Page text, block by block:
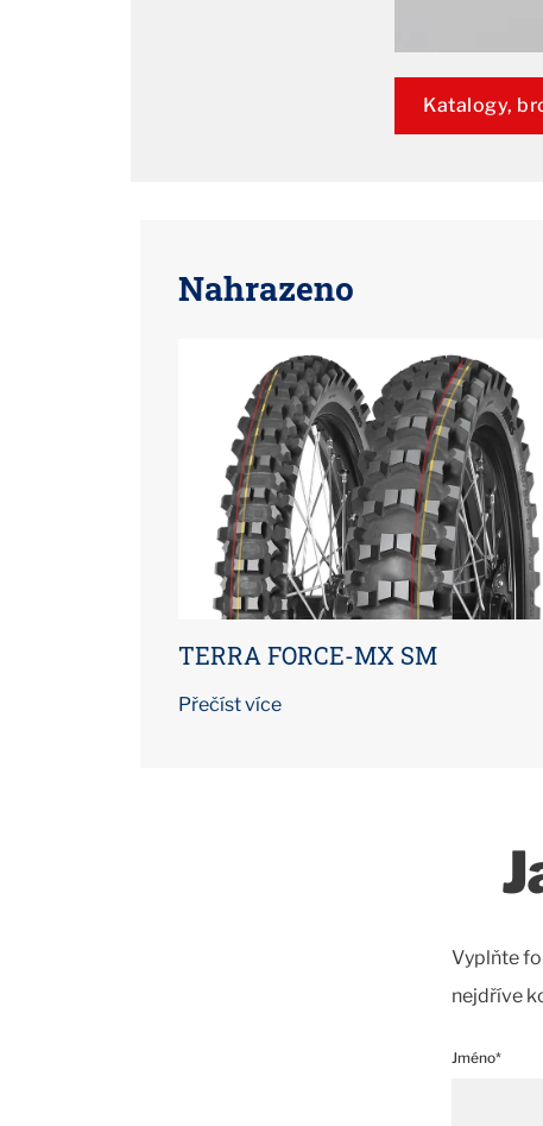
Katalogy,
Nahrazeno
TERRA FORCE-MX SM
Přečíst více
Vyplňte
nejdříve
Jméno*